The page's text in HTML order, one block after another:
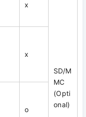
x
SD/M
MC
(Opti
onal)
x
o